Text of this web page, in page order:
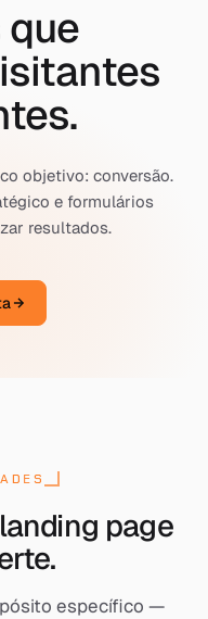
que
objetivo: conversão.
e formulários
resultados.
page
específico —